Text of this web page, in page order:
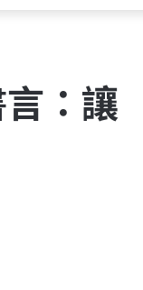
：讓